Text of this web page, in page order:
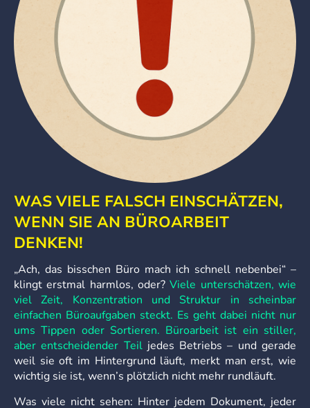
„Ach, das bisschen Büro mach ich schnell nebenbei“ –
klingt erstmal harmlos, oder?Viele unterschätzen, wie
viel Zeit, Konzentration und Struktur in scheinbar
einfachen Büroaufgaben steckt. Es geht dabei nicht nur
ums Tippen oder Sortieren. Büroarbeit ist ein stiller,
aber entscheidender Teiljedes Betriebs – und gerade
weil sie oft im Hintergrund läuft, merkt man erst, wie
wichtig sie ist, wenn’s plötzlich nicht mehr rundläuft.
Was viele nicht sehen: Hinter jedem Dokument, jeder
WAS VIELE FALSCH EINSCHÄTZEN,
WENN SIE AN BÜROARBEIT
DENKEN!